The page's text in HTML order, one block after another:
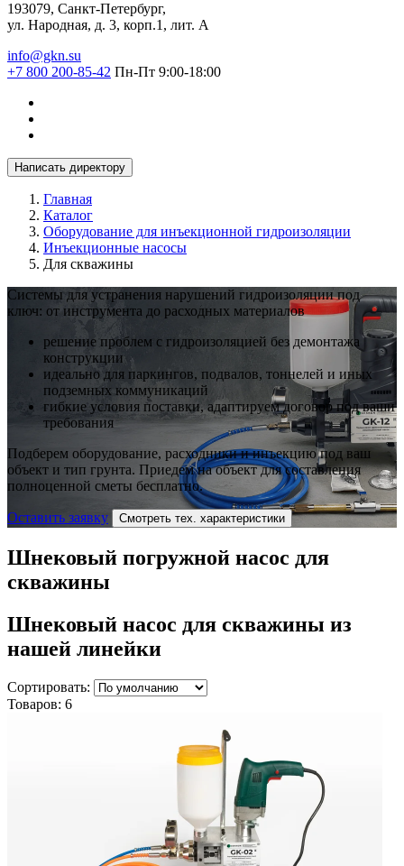
193079, Санкт-Петербург,
ул. Народная, д. 3, корп.1, лит. А
info@gkn.su
+7 800 200-85-42 Пн-Пт 9:00-18:00
Написать директору
Главная
Каталог
Оборудование для инъекционной гидроизоляции
Инъекционные насосы
Для скважины
Системы для устранения нарушений гидроизоляции под
ключ: от инструмента до расходных материалов
решение проблем с гидроизоляцией без демонтажа
конструкции
идеально для паркингов, подвалов, тоннелей и иных
подземных коммуникаций
гибкие условия поставки, адаптируем договор под ваши
требования
Подберем оборудование, расходники и инъекцию под ваш
объект и тип грунта. Приедем на объект для составления
полноценной сметы бесплатно.
Оставить заявку Смотреть тех. характеристики
Шнековый погружной насос для
скважины
Шнековый насос для скважины из
нашей линейки
Сортировать:
Товаров: 6